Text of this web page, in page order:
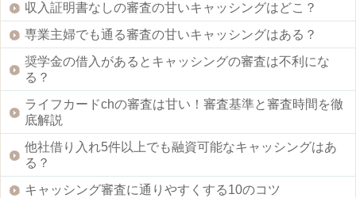
収入証明書なしの審査の甘いキャッシングはどこ？
専業主婦でも通る審査の甘いキャッシングはある？
奨学金の借入があるとキャッシングの審査は不利にな
る？
ライフカードchの審査は甘い！審査基準と審査時間を徹
底解説
他社借り入れ5件以上でも融資可能なキャッシングはあ
る？
キャッシング審査に通りやすくする10のコツ